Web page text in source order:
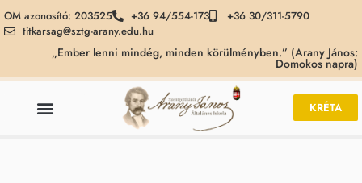
OM azonosító: 203525 +36 94/554-173
+36 30/311-5790
titkarsag@sztg-arany.edu.hu
„Ember lenni mindég, minden körülményben.” (Arany János:
Domokos napra)
KRÉTA